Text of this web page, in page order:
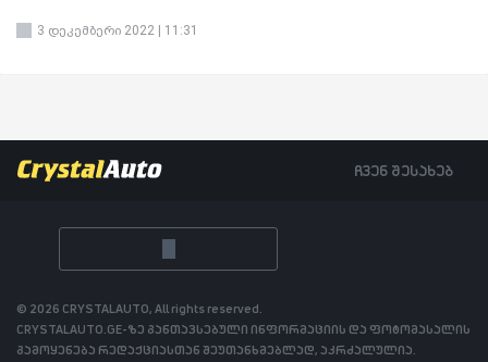
3 დეკემბერი 2022 | 11:31
ჩვენ შესახებ
© 2026 CRYSTALAUTO, All rights reserved.
CRYSTALAUTO.GE-ზე განთავსებული ინფორმაციის და ფოტომასალის
გამოყენება რედაქციასთან შეუთანხმებლად, აკრძალულია.